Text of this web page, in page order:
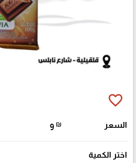
favorite_border
السعر 9 ₪
اختر الكمية